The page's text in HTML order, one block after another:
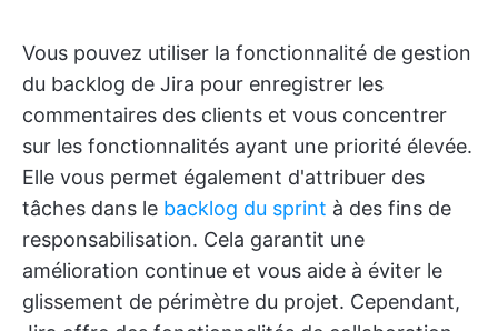
Vous pouvez utiliser la fonctionnalité de gestion
du backlog de Jira pour enregistrer les
commentaires des clients et vous concentrer
sur les fonctionnalités ayant une priorité élevée.
Elle vous permet également d'attribuer des
tâches dans le backlog du sprint à des fins de
responsabilisation. Cela garantit une
amélioration continue et vous aide à éviter le
glissement de périmètre du projet. Cependant,